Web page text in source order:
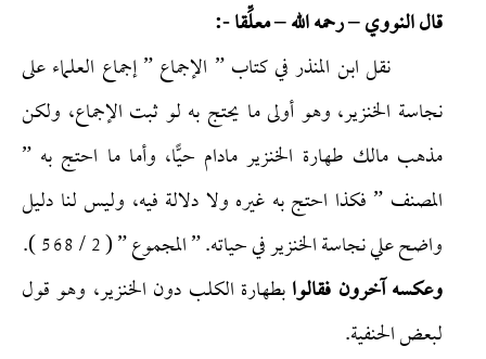
قال النووي – رحمه الله – معلِّقا -:
نقل ابن المنذر في كتاب ” الإجماع ” إجماع العلماء على
نجاسة الخنزير، وهو أولى ما يحتج به لو ثبت الإجماع، ولكن
مذهب مالك طهارة الخنزير مادام حيًّا، وأما ما احتج به ”
المصنف ” فكذا احتج به غيره ولا دلالة فيه، وليس لنا دليل
واضح علي نجاسة الخنزير في حياته. ” المجموع ” ( 2 / 568 ).
وعكسه آخرون فقالوابطهارة الكلب دون الخنزير، وهو قول
لبعض الحنفية.